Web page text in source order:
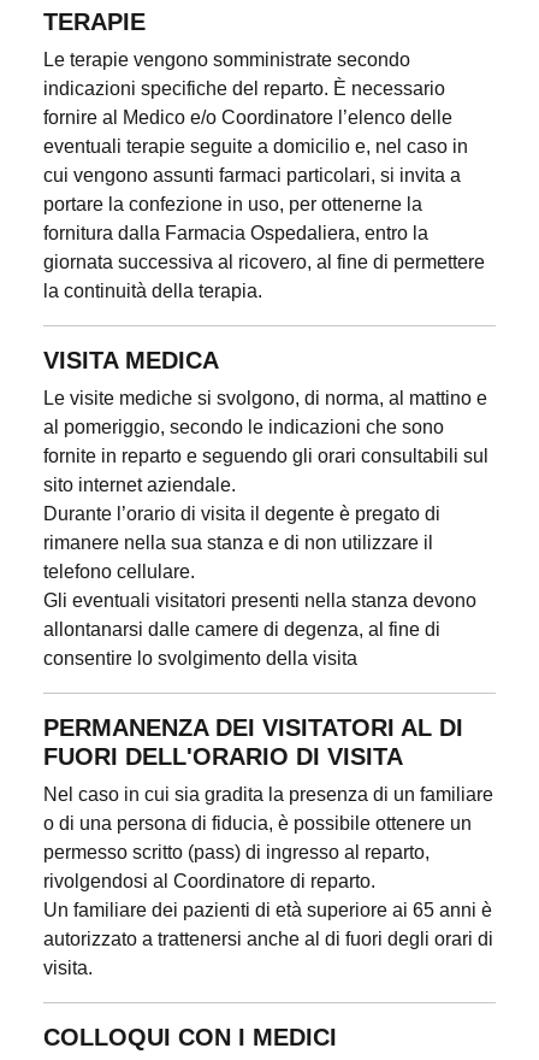
TERAPIE
Le terapie vengono somministrate secondo
indicazioni specifiche del reparto. È necessario
fornire al Medico e/o Coordinatore l’elenco delle
eventuali terapie seguite a domicilio e, nel caso in
cui vengono assunti farmaci particolari, si invita a
portare la confezione in uso, per ottenerne la
fornitura dalla Farmacia Ospedaliera, entro la
giornata successiva al ricovero, al fine di permettere
la continuità della terapia.
VISITA MEDICA
Le visite mediche si svolgono, di norma, al mattino e
al pomeriggio, secondo le indicazioni che sono
fornite in reparto e seguendo gli orari consultabili sul
sito internet aziendale.
Durante l’orario di visita il degente è pregato di
rimanere nella sua stanza e di non utilizzare il
telefono cellulare.
Gli eventuali visitatori presenti nella stanza devono
allontanarsi dalle camere di degenza, al fine di
consentire lo svolgimento della visita
PERMANENZA DEI VISITATORI AL DI
FUORI DELL'ORARIO DI VISITA
Nel caso in cui sia gradita la presenza di un familiare
o di una persona di fiducia, è possibile ottenere un
permesso scritto (pass) di ingresso al reparto,
rivolgendosi al Coordinatore di reparto.
Un familiare dei pazienti di età superiore ai 65 anni è
autorizzato a trattenersi anche al di fuori degli orari di
visita.
COLLOQUI CON I MEDICI